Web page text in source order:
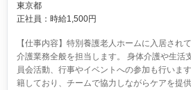
東京都
正社員：時給1,500円
【仕事内容】特別養護老人ホームに入居され
介護業務全般を担当します。 身体介護や生活
員会活動、行事やイベントへの参加も行いま
籍しており、チームで協力しながらケアを提